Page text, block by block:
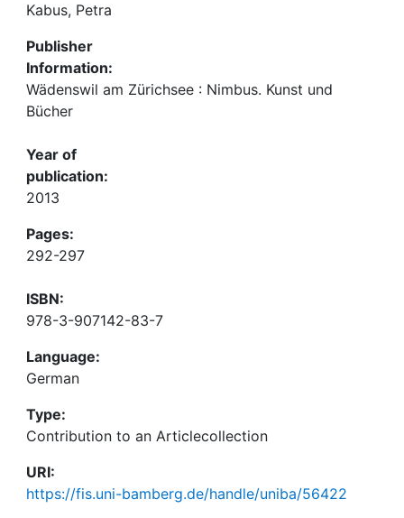
Kabus, Petra
Publisher
Information:
Wädenswil am Zürichsee : Nimbus. Kunst und
Bücher
Year of
publication:
2013
Pages:
292-297
ISBN:
978-3-907142-83-7
Language:
German
Type:
Contribution to an Articlecollection
URI:
https://fis.uni-bamberg.de/handle/uniba/56422